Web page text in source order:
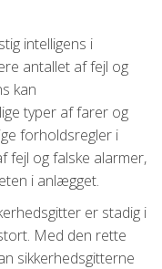
intelligens i
antallet af fejl og
kan
typer af farer og
forholdsregler i
fejl og falske alarmer,
i anlægget.
er stadig i
Med den rette
sikkerhedsgitterne